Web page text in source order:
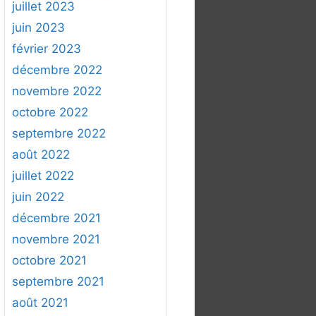
juillet 2023
juin 2023
février 2023
décembre 2022
novembre 2022
octobre 2022
septembre 2022
août 2022
juillet 2022
juin 2022
décembre 2021
novembre 2021
octobre 2021
septembre 2021
août 2021